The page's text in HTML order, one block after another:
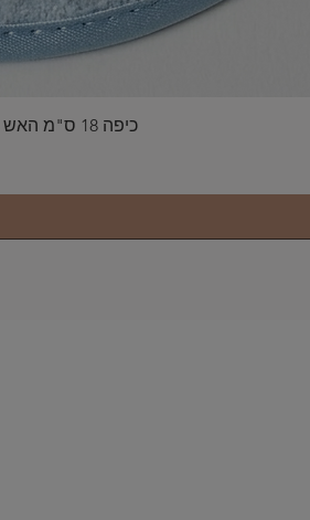
כיפה 18 ס"מ האש שלי תכלת מבריק אותיות כסף